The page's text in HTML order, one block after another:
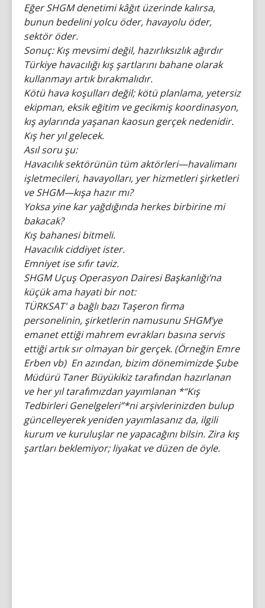
Eğer SHGM denetimi kâğıt üzerinde kalırsa,
bunun bedelini yolcu öder, havayolu öder,
sektör öder.
Sonuç: Kış mevsimi değil, hazırlıksızlık ağırdır
Türkiye havacılığı kış şartlarını bahane olarak
kullanmayı artık bırakmalıdır.
Kötü hava koşulları değil; kötü planlama, yetersiz
ekipman, eksik eğitim ve gecikmiş koordinasyon,
kış aylarında yaşanan kaosun gerçek nedenidir.
Kış her yıl gelecek.
Asıl soru şu:
Havacılık sektörünün tüm aktörleri—havalimanı
işletmecileri, havayolları, yer hizmetleri şirketleri
ve SHGM—kışa hazır mı?
Yoksa yine kar yağdığında herkes birbirine mi
bakacak?
Kış bahanesi bitmeli.
Havacılık ciddiyet ister.
Emniyet ise sıfır taviz.
SHGM Uçuş Operasyon Dairesi Başkanlığı’na
küçük ama hayati bir not:
TÜRKSAT' a bağlı bazı Taşeron firma
personelinin, şirketlerin namusunu SHGM’ye
emanet ettiği mahrem evrakları basına servis
ettiği artık sır olmayan bir gerçek. (Örneğin Emre
Erben vb) En azından, bizim dönemimizde Şube
Müdürü Taner Büyükikiz tarafından hazırlanan
ve her yıl tarafımızdan yayımlanan *“Kış
Tedbirleri Genelgeleri”*ni arşivlerinizden bulup
güncelleyerek yeniden yayımlasanız da, ilgili
kurum ve kuruluşlar ne yapacağını bilsin. Zira kış
şartları beklemiyor; liyakat ve düzen de öyle.